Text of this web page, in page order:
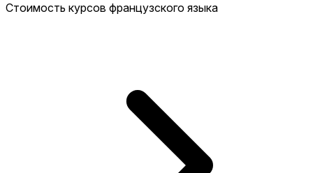
Стоимость курсов французского языка